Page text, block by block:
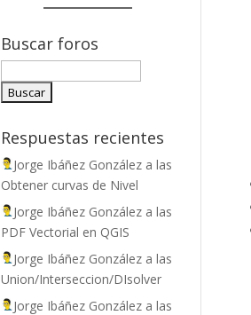
Buscar foros
Respuestas recientes
Jorge Ibáñez González a las
Obtener curvas de Nivel
Jorge Ibáñez González a las
PDF Vectorial en QGIS
Jorge Ibáñez González a las
Union/Interseccion/DIsolver
Jorge Ibáñez González a las